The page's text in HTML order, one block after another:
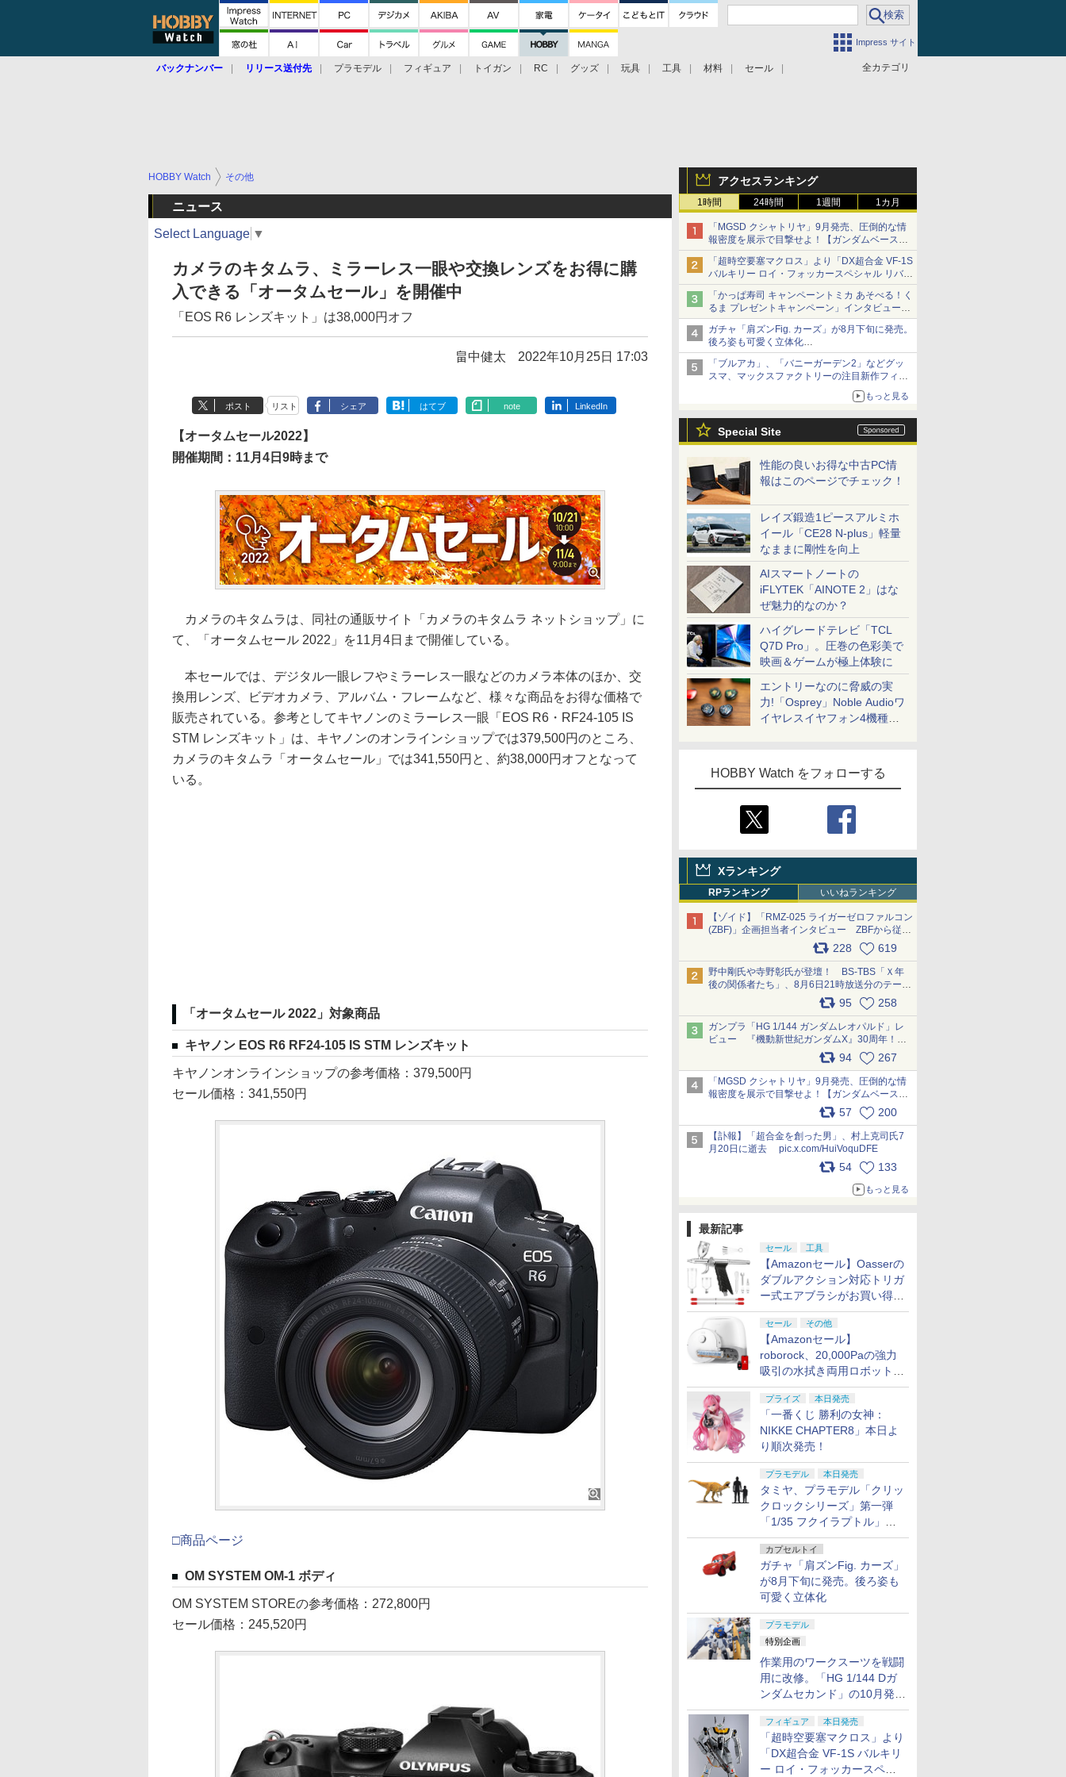
Impress サイト
全カテゴリ
バックナンバー リリース送付先 プラモデル フィギュア トイガン RC グッズ 玩具 工具 材料 セール
アクセスランキング
1時間 24時間 1週間 1カ月
「MGSD クシャトリヤ」9月発売、圧倒的な情
報密度を展示で目撃せよ！【ガンダムベース撮
り下ろし】
「超時空要塞マクロス」より「DX超合金 VF-1S
バルキリー ロイ・フォッカースペシャル リバイ
バルVer.」本日発売！
「かっぱ寿司 キャンペーントミカ あそべる！く
るま プレゼントキャンペーン」インタビュー
子どもが楽しめるかっぱ寿司ならではの体験と
コラボの楽しさを追求
ガチャ「肩ズンFig. カーズ」が8月下旬に発売。
後ろ姿も可愛く立体化
ライトニング・マックィーンやメーターなど4
種がラインナップ
「ブルアカ」、「バニーガーデン2」などグッ
スマ、マックスファクトリーの注目新作フィギ
ュアが展示【ホビーメーカー合同展示会】
もっと見る
Special Site
性能の良いお得な中古PC情
報はこのページでチェック！
レイズ鍛造1ピースアルミホ
イール「CE28 N-plus」軽量
なままに剛性を向上
AIスマートノートの
iFLYTEK「AINOTE 2」はな
ぜ魅力的なのか？
ハイグレードテレビ「TCL
Q7D Pro」。圧巻の色彩美で
映画＆ゲームが極上体験に
エントリーなのに脅威の実
力!「Osprey」Noble Audioワ
イヤレスイヤフォン4機種を
HOBBY Watch をフォローする
Xランキング
RPランキング いいねランキング
【ゾイド】「RMZ-025 ライガーゼロファルコン
(ZBF)」企画担当者インタビュー ZBFから従来
デザインまで再現可能なボリューム満点のキッ
ト pic.x.com/6zOqQAQKkX
228 619
野中剛氏や寺野彰氏が登壇！ BS-TBS「Ｘ年
後の関係者たち」、8月6日21時放送分のテーマ
は「超合金」！ pic.x.com/uWyt1uyuFm
95 258
ガンプラ「HG 1/144 ガンダムレオパルド」レ
ビュー 『機動新世紀ガンダムX』30周年！イ
ンナーアームガトリングの変形機構まで再現し
最新フォーマットでキット化！
pic.x.com/nszPIDTpbg
94 267
「MGSD クシャトリヤ」9月発売、圧倒的な情
報密度を展示で目撃せよ！【ガンダムベース撮
り下ろし】 pic.x.com/3rPjsfk7qZ
57 200
【訃報】「超合金を創った男」、村上克司氏7
月20日に逝去 pic.x.com/HuiVoquDFE
54 133
もっと見る
最新記事
セール 工具
【Amazonセール】Oasserの
ダブルアクション対応トリガ
ー式エアブラシがお買い得価
格で登場！
セール その他
【Amazonセール】
roborock、20,000Paの強力
吸引の水拭き両用ロボット掃
除機「Qrevo Curv 2 Flow」
がお買い得！
プライズ 本日発売
「一番くじ 勝利の女神：
NIKKE CHAPTER8」本日よ
り順次発売！
プラモデル 本日発売
タミヤ、プラモデル「クリッ
クロックシリーズ」第一弾
「1/35 フクイラプトル」本
日発売！
カプセルトイ
ガチャ「肩ズンFig. カーズ」
が8月下旬に発売。後ろ姿も
可愛く立体化
プラモデル
特別企画
作業用のワークスーツを戦闘
用に改修。「HG 1/144 Dガ
ンダムセカンド」の10月発送
分が予約受付中【ガンダムベ
ース撮り下ろし】
フィギュア 本日発売
「超時空要塞マクロス」より
「DX超合金 VF-1S バルキリ
ー ロイ・フォッカースペシ
HOBBY Watch その他
ニュース
Select Language ▼
カメラのキタムラ、ミラーレス一眼や交換レンズをお得に購
入できる「オータムセール」を開催中
「EOS R6 レンズキット」は38,000円オフ
畠中健太 2022年10月25日 17:03
ポスト リスト シェア はてブ note LinkedIn
【オータムセール2022】
開催期間：11月4日9時まで
カメラのキタムラは、同社の通販サイト「カメラのキタムラ ネットショップ」に
て、「オータムセール 2022」を11月4日まで開催している。
本セールでは、デジタル一眼レフやミラーレス一眼などのカメラ本体のほか、交
換用レンズ、ビデオカメラ、アルバム・フレームなど、様々な商品をお得な価格で
販売されている。参考としてキヤノンのミラーレス一眼「EOS R6・RF24-105 IS
STM レンズキット」は、キヤノンのオンラインショップでは379,500円のところ、
カメラのキタムラ「オータムセール」では341,550円と、約38,000円オフとなって
いる。
「オータムセール 2022」対象商品
キヤノン EOS R6 RF24-105 IS STM レンズキット
キヤノンオンラインショップの参考価格：379,500円
セール価格：341,550円
□商品ページ
OM SYSTEM OM-1 ボディ
OM SYSTEM STOREの参考価格：272,800円
セール価格：245,520円